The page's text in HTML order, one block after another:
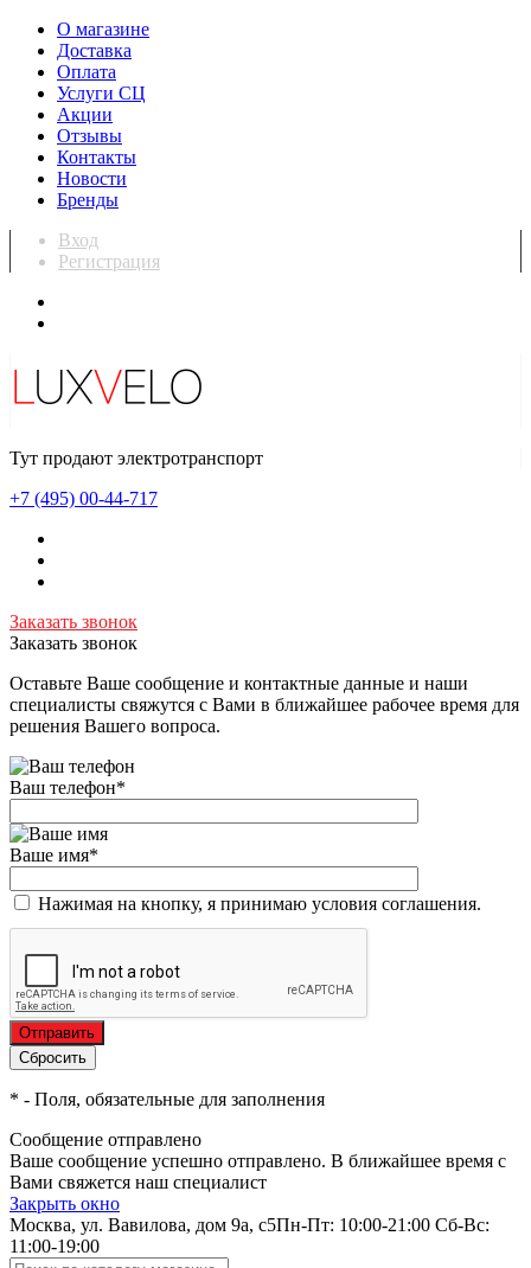
О магазине
Доставка
Оплата
Услуги СЦ
Акции
Отзывы
Контакты
Новости
Бренды
Вход
Регистрация
Тут продают электротранспорт
+7 (495) 00-44-717
Заказать звонок
Заказать звонок
Оставьте Ваше сообщение и контактные данные и наши
специалисты свяжутся с Вами в ближайшее рабочее время для
решения Вашего вопроса.
Ваш телефон*
Ваше имя*
Нажимая на кнопку, я принимаю условия соглашения.
* - Поля, обязательные для заполнения
Сообщение отправлено
Ваше сообщение успешно отправлено. В ближайшее время с
Вами свяжется наш специалист
Закрыть окно
Москва, ул. Вавилова, дом 9а, с5Пн-Пт: 10:00-21:00 Сб-Вс:
11:00-19:00